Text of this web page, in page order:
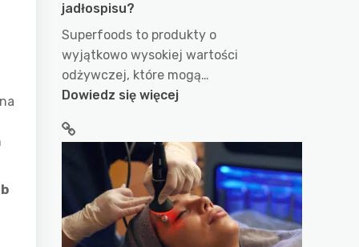
jadłospisu?
Superfoods to produkty o
wyjątkowo wysokiej wartości
odżywczej, które mogą…
Dowiedz się więcej:
polskich
sklepów
–
które
warto